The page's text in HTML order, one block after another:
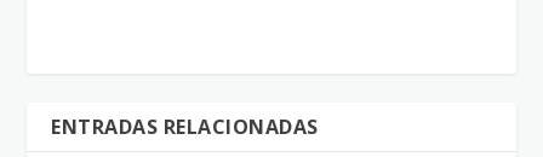
ENTRADAS RELACIONADAS